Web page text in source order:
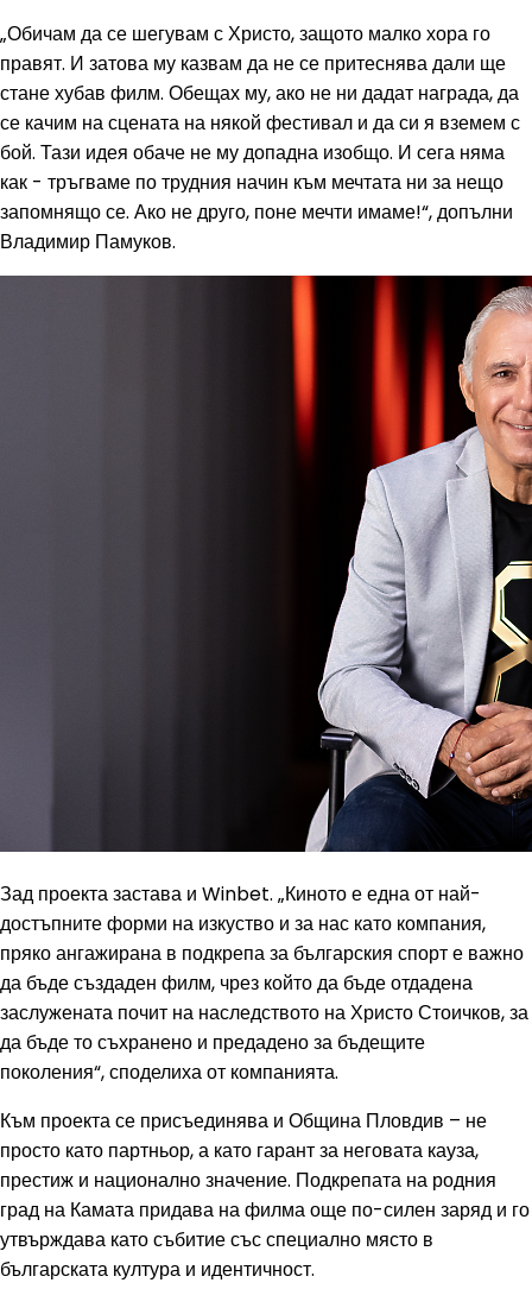
„Обичам да се шегувам с Христо, защото малко хора го
правят. И затова му казвам да не се притеснява дали ще
стане хубав филм. Обещах му, ако не ни дадат награда, да
се качим на сцената на някой фестивал и да си я вземем с
бой. Тази идея обаче не му допадна изобщо. И сега няма
как - тръгваме по трудния начин към мечтата ни за нещо
запомнящо се. Ако не друго, поне мечти имаме!“, допълни
Владимир Памуков.
Зад проекта застава и Winbet. „Киното е една от най-
достъпните форми на изкуство и за нас като компания,
пряко ангажирана в подкрепа за българския спорт е важно
да бъде създаден филм, чрез който да бъде отдадена
заслужената почит на наследството на Христо Стоичков, за
да бъде то съхранено и предадено за бъдещите
поколения“, споделиха от компанията.
Към проекта се присъединява и Община Пловдив – не
просто като партньор, а като гарант за неговата кауза,
престиж и национално значение. Подкрепата на родния
град на Камата придава на филма още по-силен заряд и го
утвърждава като събитие със специално място в
българската култура и идентичност.